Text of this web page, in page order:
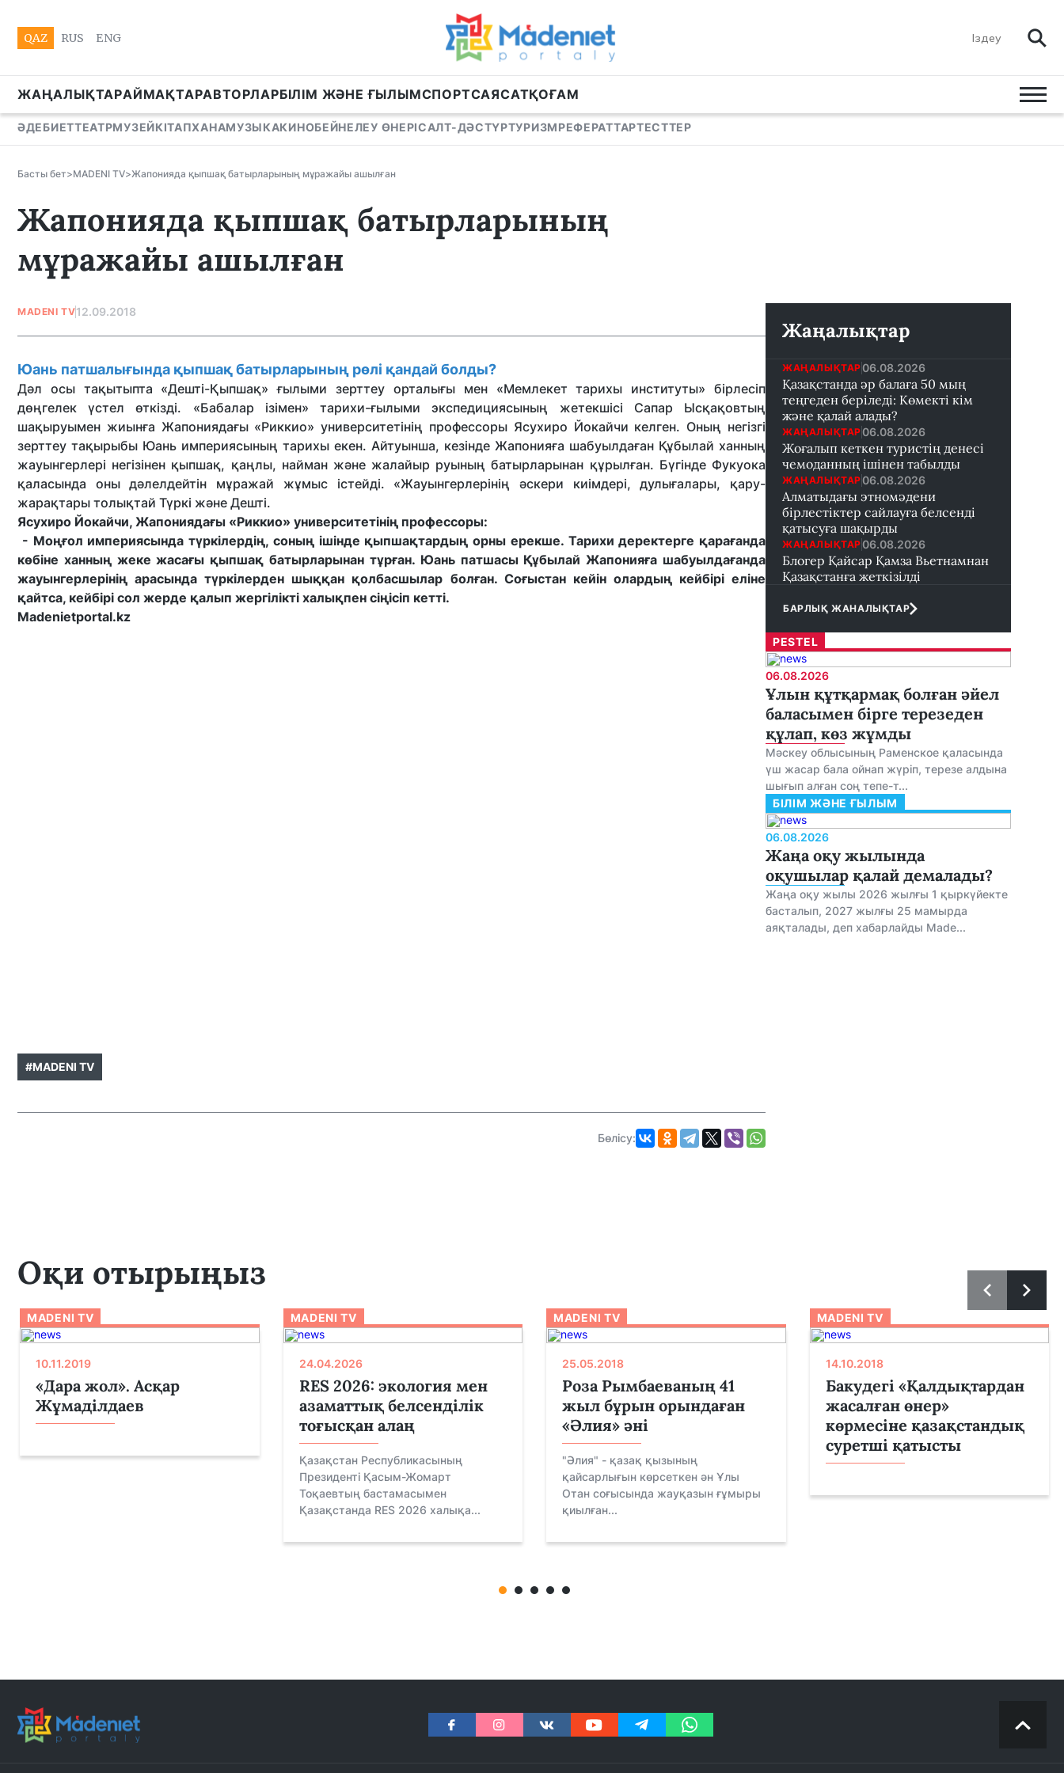
QAZ RUS ENG
ЖАҢАЛЫҚТАРАЙМАҚТАРАВТОРЛАРБІЛІМ ЖӘНЕ ҒЫЛЫМСПОРТСАЯСАТҚОҒАМ
ӘДЕБИЕТТЕАТРМУЗЕЙКІТАПХАНАМУЗЫКАКИНОБЕЙНЕЛЕУ ӨНЕРІСАЛТ-ДӘСТҮРТУРИЗМРЕФЕРАТТАРТЕСТТЕР
Басты бет>MADENI TV>Жапонияда қыпшақ батырларының мұражайы ашылған
Жапонияда қыпшақ батырларының
мұражайы ашылған
MADENI TV12.09.2018
Юань патшалығында қыпшақ батырларының рөлі қандай болды?
Дәл осы тақытыпта «Дешті-Қыпшақ» ғылыми зерттеу орталығы мен «Мемлекет тарихы институты» бірлесіп
дөңгелек үстел өткізді. «Бабалар ізімен» тарихи-ғылыми экспедициясының жетекшісі Сапар Ысқақовтың
шақыруымен жиынға Жапониядағы «Риккио» университетінің профессоры Ясухиро Йокайчи келген. Оның негізгі
зерттеу тақырыбы Юань империясының тарихы екен. Айтуынша, кезінде Жапонияға шабуылдаған Құбылай ханның
жауынгерлері негізінен қыпшақ, қаңлы, найман және жалайыр руының батырларынан құрылған. Бүгінде Фукуока
қаласында оны дәлелдейтін мұражай жұмыс істейді. «Жауынгерлерінің әскери киімдері, дулығалары, қару-
жарақтары толықтай Түркі және Дешті.
Ясухиро Йокайчи, Жапониядағы «Риккио» университетінің профессоры:
- Моңғол империясында түркілердің, соның ішінде қыпшақтардың орны ерекше. Тарихи деректерге қарағанда
көбіне ханның жеке жасағы қыпшақ батырларынан тұрған. Юань патшасы Құбылай Жапонияға шабуылдағанда
жауынгерлерінің арасында түркілерден шыққан қолбасшылар болған. Соғыстан кейін олардың кейбірі еліне
қайтса, кейбірі сол жерде қалып жергілікті халықпен сіңісіп кетті.
Madenietportal.kz
#MADENI TV
Бөлісу:
Жаңалықтар
ЖАҢАЛЫҚТАР 06.08.2026
Қазақстанда әр балаға 50 мың
теңгеден беріледі: Көмекті кім
және қалай алады?
ЖАҢАЛЫҚТАР 06.08.2026
Жоғалып кеткен туристің денесі
чемоданның ішінен табылды
ЖАҢАЛЫҚТАР 06.08.2026
Алматыдағы этномәдени
бірлестіктер сайлауға белсенді
қатысуға шақырды
ЖАҢАЛЫҚТАР 06.08.2026
Блогер Қайсар Қамза Вьетнамнан
Қазақстанға жеткізілді
БАРЛЫҚ ЖАНАЛЫҚТАР
PESTEL
06.08.2026
Ұлын құтқармақ болған әйел
баласымен бірге терезеден
құлап, көз жұмды
Мәскеу облысының Раменское қаласында
үш жасар бала ойнап жүріп, терезе алдына
шығып алған соң тепе-т...
БІЛІМ ЖӘНЕ ҒЫЛЫМ
06.08.2026
Жаңа оқу жылында
оқушылар қалай демалады?
Жаңа оқу жылы 2026 жылғы 1 қыркүйекте
басталып, 2027 жылғы 25 мамырда
аяқталады, деп хабарлайды Made...
Оқи отырыңыз
MADENI TV
10.11.2019
«Дара жол». Асқар
Жұмаділдаев
MADENI TV
24.04.2026
RES 2026: экология мен
азаматтық белсенділік
тоғысқан алаң
Қазақстан Республикасының
Президенті Қасым-Жомарт
Тоқаевтың бастамасымен
Қазақстанда RES 2026 халықа...
MADENI TV
25.05.2018
Роза Рымбаеваның 41
жыл бұрын орындаған
«Әлия» әні
"Әлия" - қазақ қызының
қайсарлығын көрсеткен ән Ұлы
Отан соғысында жауқазын ғұмыры
қиылған...
MADENI TV
14.10.2018
Бакудегі «Қалдықтардан
жасалған өнер»
көрмесіне қазақстандық
суретші қатысты